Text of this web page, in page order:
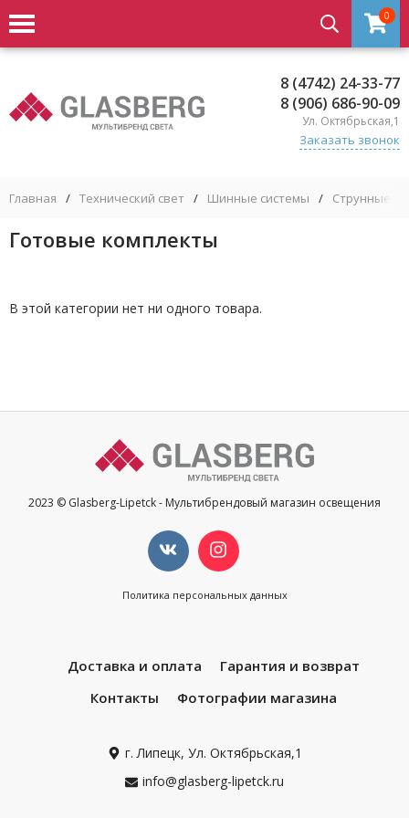
0
8 (4742) 24-33-77
8 (906) 686-90-09
Ул. Октябрьская,1
Заказать звонок
Главная / Технический свет / Шинные системы / Струнные
Готовые комплекты
В этой категории нет ни одного товара.
2023 © Glasberg-Lipetck - Мультибрендовый магазин освещения
Политика персональных данных
Доставка и оплата
Гарантия и возврат
Контакты
Фотографии магазина
г. Липецк, Ул. Октябрьская,1
info@glasberg-lipetck.ru